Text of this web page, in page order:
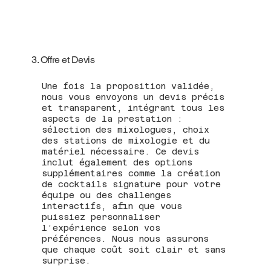
3. Offre et Devis
Une fois la proposition validée,
nous vous envoyons un devis précis
et transparent, intégrant tous les
aspects de la prestation :
sélection des mixologues, choix
des stations de mixologie et du
matériel nécessaire. Ce devis
inclut également des options
supplémentaires comme la création
de cocktails signature pour votre
équipe ou des challenges
interactifs, afin que vous
puissiez personnaliser
l’expérience selon vos
préférences. Nous nous assurons
que chaque coût soit clair et sans
surprise.